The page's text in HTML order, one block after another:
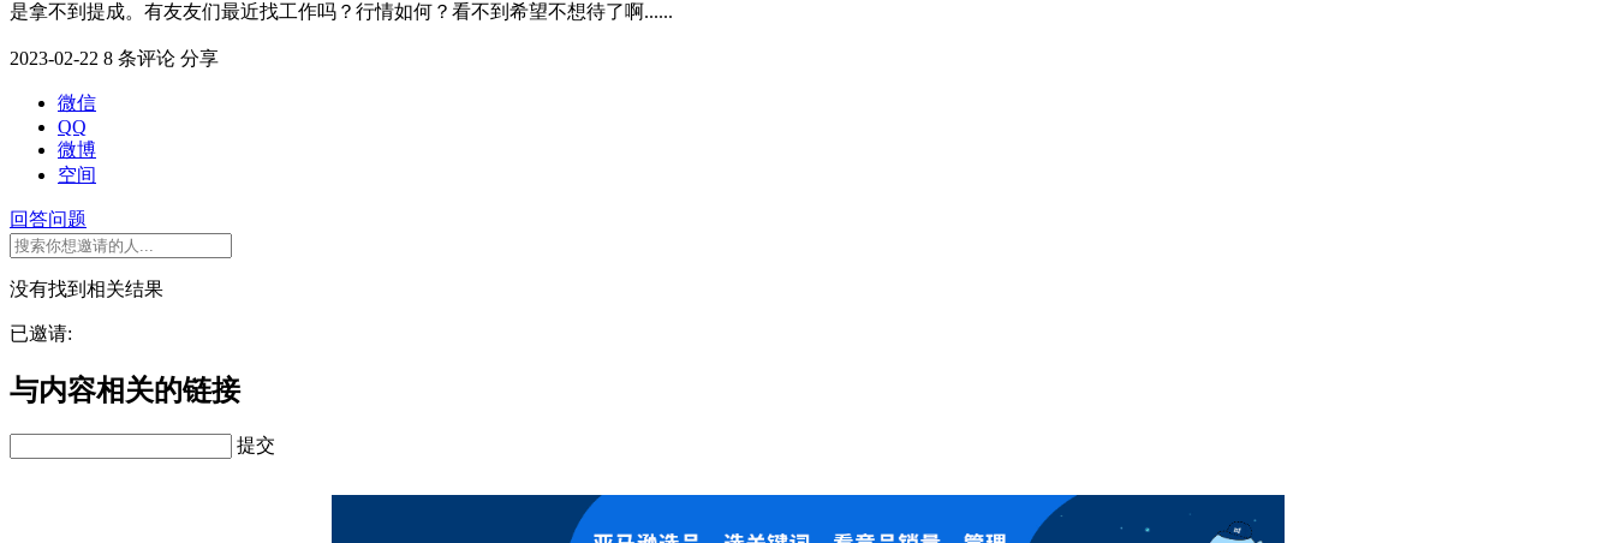
是拿不到提成。有友友们最近找工作吗？行情如何？看不到希望不想待了啊......
2023-02-22 8 条评论 分享
微信
QQ
微博
空间
回答问题
没有找到相关结果
已邀请:
与内容相关的链接
提交